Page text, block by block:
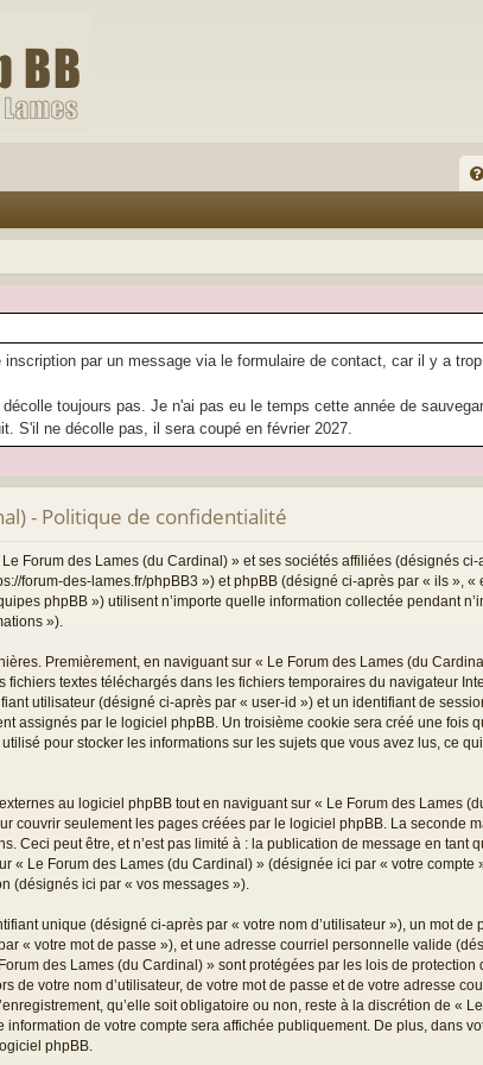
inscription par un message via le formulaire de contact, car il y a
toujours pas. Je n'ai pas eu le temps cette année de
S'il ne décolle pas, il sera coupé en février 2027.
- Politique de confidentialité
Forum des Lames (du Cardinal) » et ses sociétés affiliées (désignés
forum-des-lames.fr/phpBB3 ») et phpBB (désigné ci-après par « ils »,
phpBB ») utilisent n’importe quelle information collectée pendant
»).
Premièrement, en naviguant sur « Le Forum des Lames (du
fichiers textes téléchargés dans les fichiers temporaires du navigateur
utilisateur (désigné ci-après par « user-id ») et un identifiant de
assignés par le logiciel phpBB. Un troisième cookie sera créé une fois
pour stocker les informations sur les sujets que vous avez lus, ce
au logiciel phpBB tout en naviguant sur « Le Forum des Lames
couvrir seulement les pages créées par le logiciel phpBB. La seconde
Ceci peut être, et n’est pas limité à : la publication de message en tant
« Le Forum des Lames (du Cardinal) » (désignée ici par « votre
(désignés ici par « vos messages »).
unique (désigné ci-après par « votre nom d’utilisateur »), un mot
« votre mot de passe »), et une adresse courriel personnelle valide
des Lames (du Cardinal) » sont protégées par les lois de
de votre nom d’utilisateur, de votre mot de passe et de votre adresse
qu’elle soit obligatoire ou non, reste à la discrétion de «
de votre compte sera affichée publiquement. De plus, dans
phpBB.